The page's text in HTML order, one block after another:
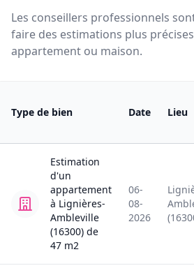
Les conseillers professionnels
faire des estimations plus
appartement ou maison.
Type de bien Date Lieu
Estimation
d'un
appartement
à Lignières-
Ambleville
(16300) de
47 m2
06-
08-
2026